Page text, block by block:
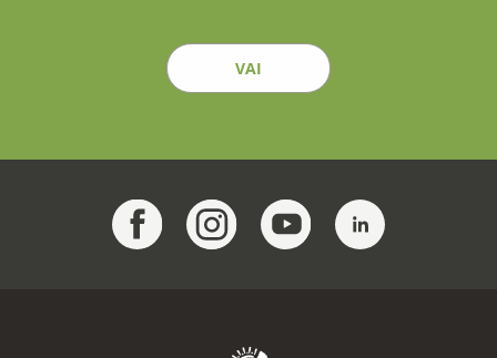
VAI